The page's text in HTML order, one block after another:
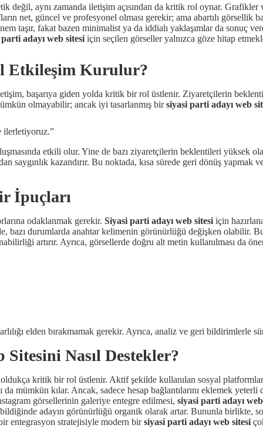
değil, aynı zamanda iletişim açısından da kritik rol oynar.
net, güncel ve profesyonel olması gerekir; ama abartılı görsellik
taşır, fakat bazen minimalist ya da iddialı yaklaşımlar da sonuç
adayı web sitesi için seçilen görseller yalnızca göze hitap
Etkileşim Kurulur?
başarıya giden yolda kritik bir rol üstlenir. Ziyaretçilerin
olmayabilir; ancak iyi tasarlanmış birsiyasi parti adayı web
ilerletiyoruz.”
etkili olur. Yine de bazı ziyaretçilerin beklentileri yüksek
saygınlık kazandırır. Bu noktada, kısa sürede geri dönüş yapmak
İpuçları
odaklanmak gerekir. Siyasi parti adayı web sitesi için
durumlarda anahtar kelimenin görünürlüğü değişken olabilir. Bu
artırır. Ayrıca, görsellerde doğru alt metin kullanılması da
elden bırakmamak gerekir. Ayrıca, analiz ve geri bildirimlerle
Nasıl Destekler?
kritik bir rol üstlenir. Aktif şekilde kullanılan sosyal
mümkün kılar. Ancak, sadece hesap bağlantılarını eklemek
görsellerinin galeriye entegre edilmesi, siyasi parti adayı
adayın görünürlüğü organik olarak artar. Bununla birlikte,
entegrasyon stratejisiyle modern birsiyasi parti adayı web sitesi